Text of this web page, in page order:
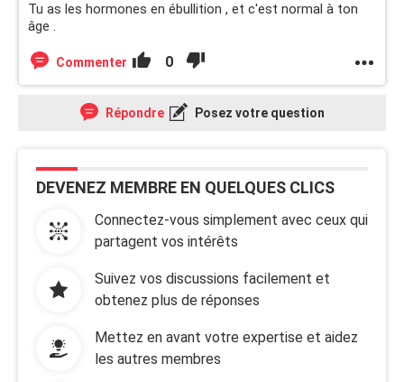
Tu as les hormones en ébullition , et c'est normal à ton
âge .
Commenter 0
Répondre Posez votre question
DEVENEZ MEMBRE EN QUELQUES CLICS
Connectez-vous simplement avec ceux qui
partagent vos intérêts
Suivez vos discussions facilement et
obtenez plus de réponses
Mettez en avant votre expertise et aidez
les autres membres